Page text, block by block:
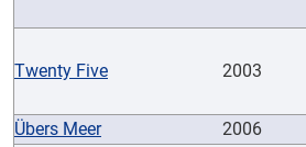
Twenty Five 2003
Übers Meer
2006